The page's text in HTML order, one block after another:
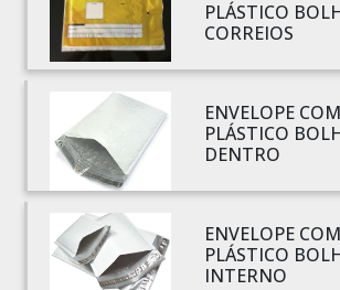
BOBINA PLÁSTICO BOLHA
BOBINA PLÁSTICO FILME
BOBINA PLÁSTICO SHRINK
BOBINA SACO PLÁSTICO
BOBINAS EM PLÁSTICO BOLHA 1
BOBINAS PARA SACOLAS PLÁSTICAS
BOBINAS PLÁSTICAS PARA FABRICAR SACOLAS
BOBINAS PLÁSTICAS PERSONALIZADAS
PLÁSTICO
CORREIOS
ENVELOPE COM
PLÁSTICO
DENTRO
ENVELOPE COM
PLÁSTICO
INTERNO